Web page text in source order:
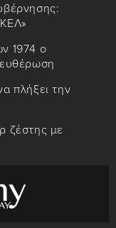
1974 ο
πλήξει την
ζέστης με